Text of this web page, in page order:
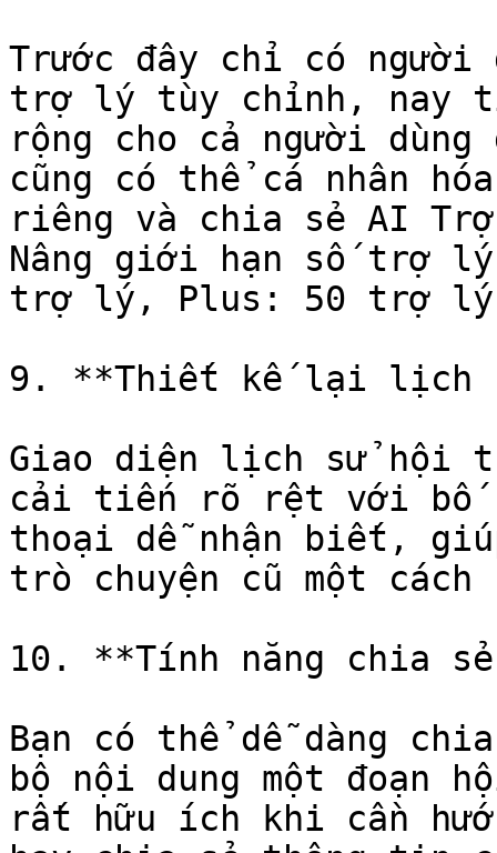
Trước đây chỉ có
trợ lý tùy chỉnh, nay
rộng cho cả người
cũng có thể cá nhân
riêng và chia sẻ AI
Nâng giới hạn số trợ
trợ lý, Plus: 50 trợ
9. **Thiết kế lại lịch
Giao diện lịch sử hội
cải tiến rõ rệt với bố
thoại dễ nhận biết,
trò chuyện cũ một
10. **Tính năng chia
Bạn có thể dễ dàng
bộ nội dung một đoạn
rất hữu ích khi cần